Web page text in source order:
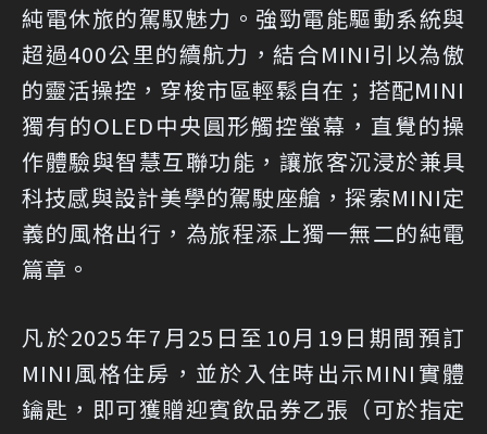
純電休旅的駕馭魅力。強勁電能驅動系統與
超過400公里的續航力，結合MINI引以為傲
的靈活操控，穿梭市區輕鬆自在；搭配MINI
獨有的OLED中央圓形觸控螢幕，直覺的操
作體驗與智慧互聯功能，讓旅客沉浸於兼具
科技感與設計美學的駕駛座艙，探索MINI定
義的風格出行，為旅程添上獨一無二的純電
篇章。
凡於2025年7月25日至10月19日期間預訂
MINI風格住房，並於入住時出示MINI實體
鑰匙，即可獲贈迎賓飲品券乙張（可於指定